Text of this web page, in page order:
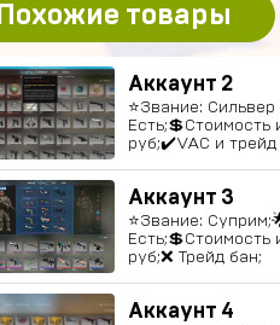
Похожие товары
Аккаунт 2
⭐️Звание:
Есть;💲Стоимость
руб;✔️VAC и трейд
Аккаунт 3
⭐️Звание:
Есть;💲Стоимость
руб;❌ Трейд бан;
Аккаунт 4